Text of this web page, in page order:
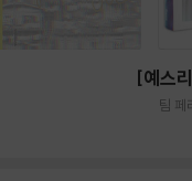
[예스
팀 페